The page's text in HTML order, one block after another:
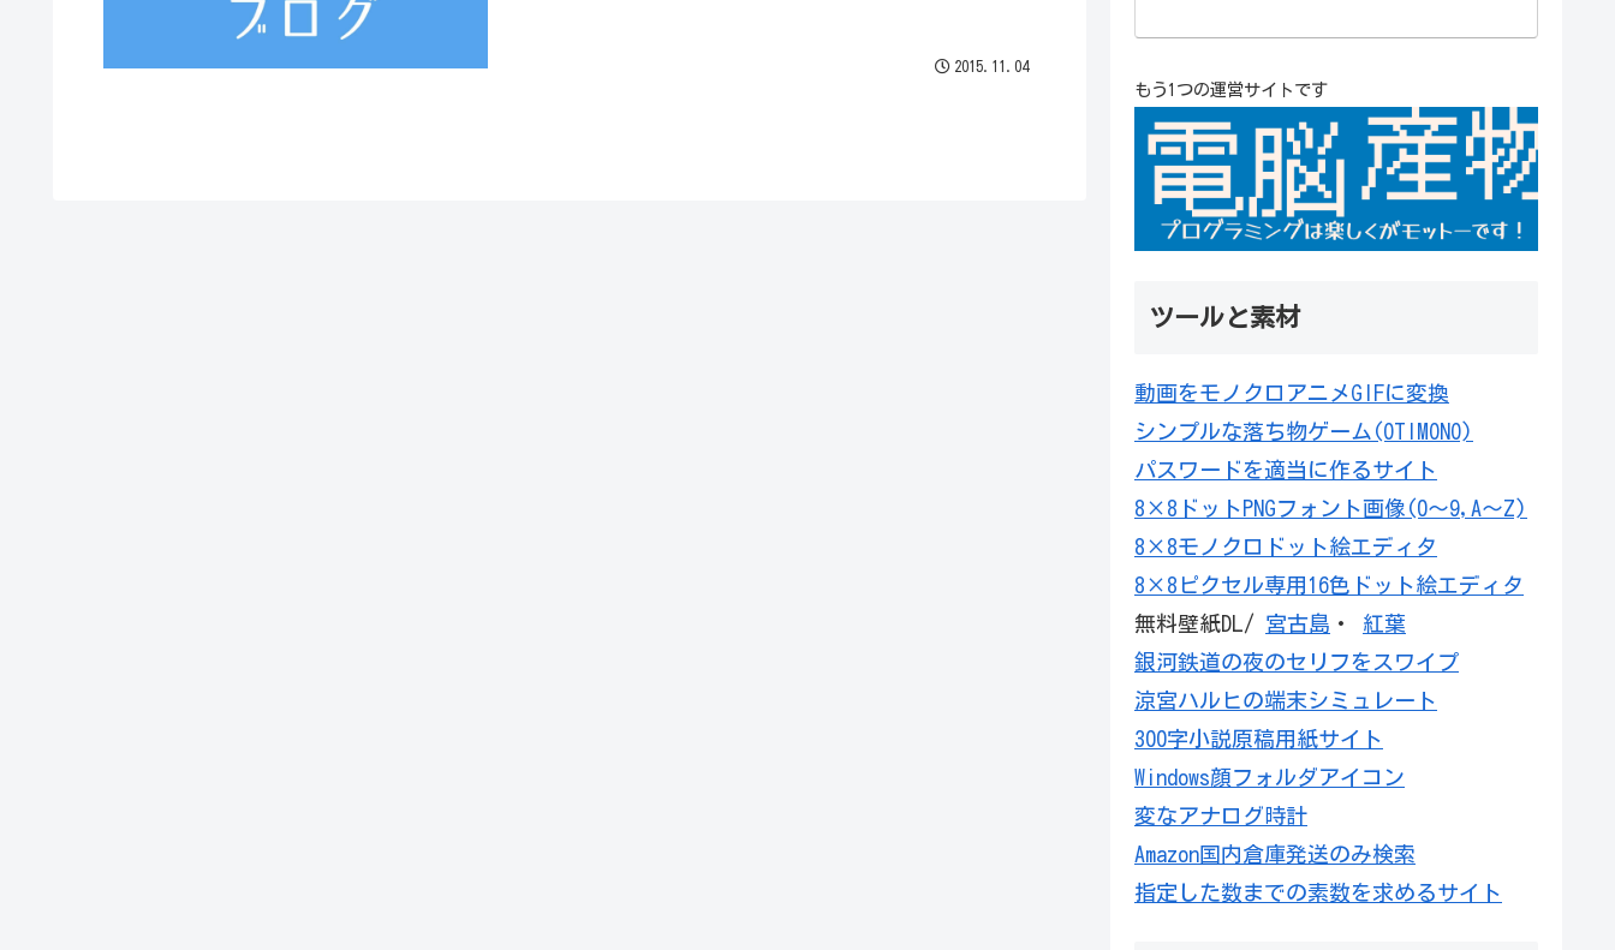
2015.11.04
もう1つの運営サイトです
ツールと素材
動画をモノクロアニメGIFに変換
シンプルな落ち物ゲーム(OTIMONO)
パスワードを適当に作るサイト
8×8ドットPNGフォント画像(0～9,A～Z)
8×8モノクロドット絵エディタ
8×8ピクセル専用16色ドット絵エディタ
無料壁紙DL/ 宮古島 ・ 紅葉
銀河鉄道の夜のセリフをスワイプ
涼宮ハルヒの端末シミュレート
300字小説原稿用紙サイト
Windows顔フォルダアイコン
変なアナログ時計
Amazon国内倉庫発送のみ検索
指定した数までの素数を求めるサイト